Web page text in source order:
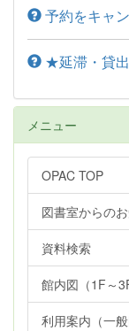
予約をキャ
★延滞・貸
メニュー
OPAC TOP
図書室からの
資料検索
館内図（1F～
利用案内（一般